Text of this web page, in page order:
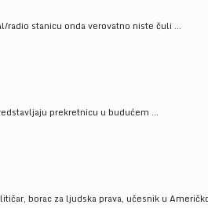
stanicu onda verovatno niste čuli ...
prekretnicu u budućem ...
borac za ljudska prava, učesnik u